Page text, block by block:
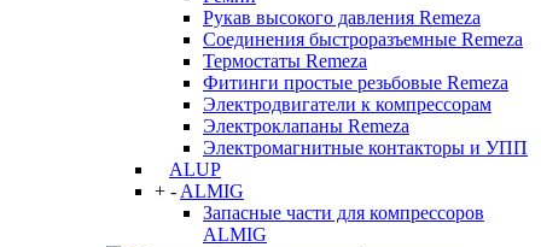
Рукав высокого давления Remeza
Соединения быстроразъемные Remeza
Термостаты Remeza
Фитинги простые резьбовые Remeza
Электродвигатели к компрессорам
Электроклапаны Remeza
Электромагнитные контакторы и УПП
ALUP
+ - ALMIG
Запасные части для компрессоров
ALMIG